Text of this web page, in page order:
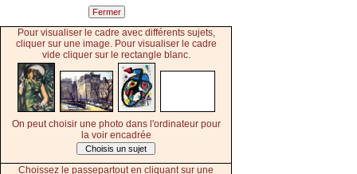
Pour visualiser le cadre avec différents sujets,
cliquer sur une image. Pour visualiser le cadre
vide cliquer sur le rectangle blanc.
On peut choisir une photo dans l'ordinateur pour
la voir encadrée
Choisis un sujet
Choissez le passepartout en cliquant sur une